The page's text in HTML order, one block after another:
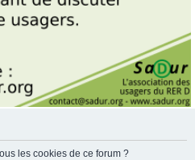
les cookies de ce forum ?